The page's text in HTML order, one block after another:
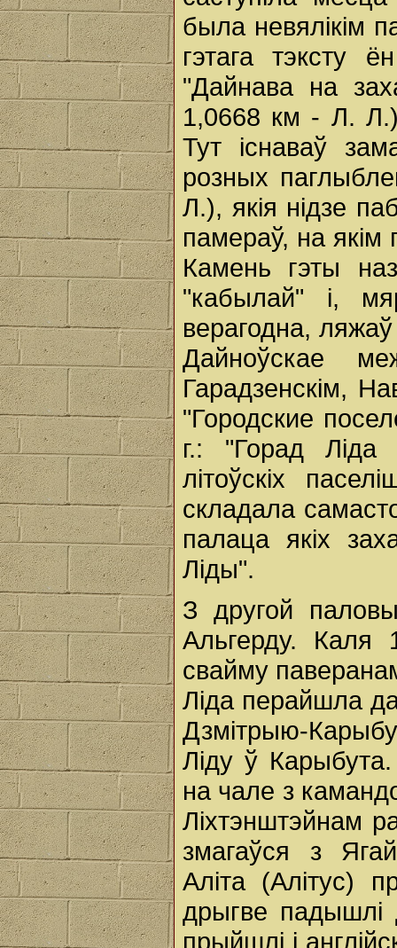
была невялікім
гэтага тэксту
"Дайнава на
1,0668 км - Л. Л.),
Тут існаваў
розных
Л.), якія нідзе
памераў, на якім
Камень гэты
"кабылай" і,
верагодна,
Дайноўскае
Гарадзенскім,
"Городские
г.: "Горад
літоўскіх
складала
палаца якіх
Ліды".
З другой
Альгерду. Каля
свайму
Лiда перайшла да
Дзмiтрыю-
Лiду ў Карыбута.
на чале з
Ліхтэнштэйнам
змагаўся з
Аліта (Алітус)
дрыгве падышлі
прыйшлі і